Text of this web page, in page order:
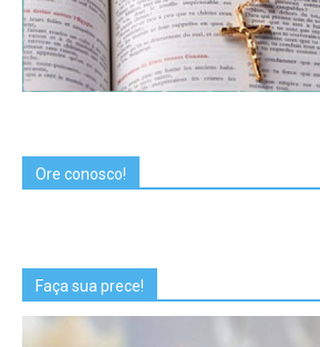
Ore conosco!
Faça sua prece!